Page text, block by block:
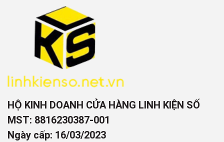
HỘ KINH DOANH CỬA HÀNG LINH KIỆN SỐ
MST: 8816230387-001
Ngày cấp: 16/03/2023